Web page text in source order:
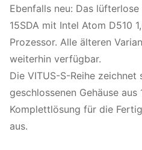
Ebenfalls neu: Das
15SDA mit Intel Atom D510
Prozessor. Alle älteren
weiterhin verfügbar.
Die VITUS-S-Reihe zeichnet
geschlossenen Gehäuse aus
Komplettlösung für die
aus.